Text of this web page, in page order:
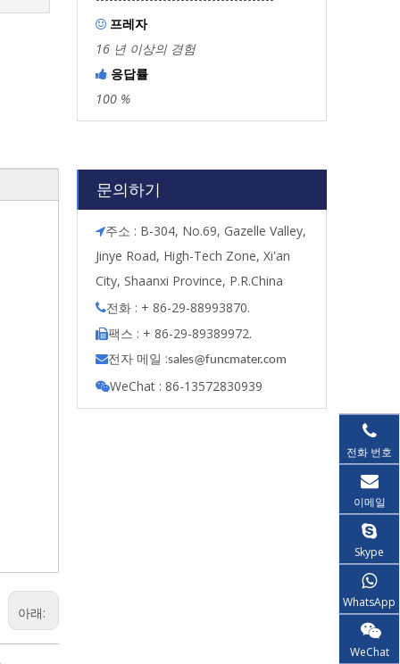
아래:
 프레자
16 년 이상의 경험
 응답률
100 %
문의하기
주소 : B-304, No.69, Gazelle Valley,
Jinye Road, High-Tech Zone, Xi'an
City, Shaanxi Province, P.R.China
전화 : + 86-29-88993870.
팩스 : + 86-29-89389972.
전자 메일 :sales@funcmater.com
WeChat : 86-13572830939
전화 번호
이메일
Skype
WhatsApp
WeChat